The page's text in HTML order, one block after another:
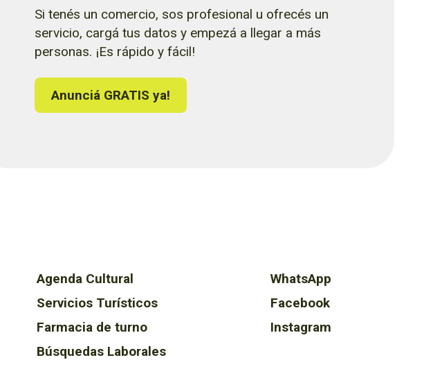
Si tenés un comercio, sos profesional u ofrecés un
servicio, cargá tus datos y empezá a llegar a más
personas. ¡Es rápido y fácil!
Anunciá GRATIS ya!
Agenda Cultural
Servicios Turísticos
Farmacia de turno
Búsquedas Laborales
WhatsApp
Facebook
Instagram